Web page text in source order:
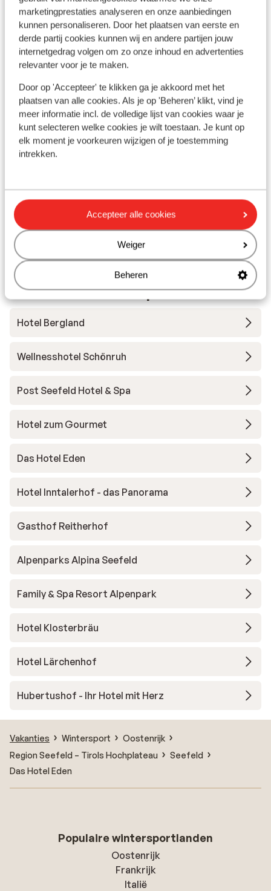
marketingprestaties analyseren en onze aanbiedingen
kunnen personaliseren. Door het plaatsen van eerste en
derde partij cookies kunnen wij en andere partijen jouw
internetgedrag volgen om zo onze inhoud en advertenties
relevanter voor je te maken.
Door op 'Accepteer' te klikken ga je akkoord met het
plaatsen van alle cookies. Als je op 'Beheren’ klikt, vind je
meer informatie incl. de volledige lijst van cookies waar je
kunt selecteren welke cookies je wilt toestaan. Je kunt op
elk moment je voorkeuren wijzigen of je toestemming
intrekken.
Accepteer alle cookies
Weiger
Beheren
Afstanden
Centrum: 200 m
Luchthaven munich: 158 km
Treinstation: 400 m
Afstand tot skilift bergbahnen rosshütte circa 1,3
kilometer
Winkels: 200 m
Rustig gelegen
Skipas
Skimateriaal
Andere accommodaties in Region
Seefeld – Tirols Hochplateau
Hotel Bergland
Wellnesshotel Schönruh
Post Seefeld Hotel & Spa
Hotel zum Gourmet
Das Hotel Eden
Hotel Inntalerhof - das Panorama
Gasthof Reitherhof
Alpenparks Alpina Seefeld
Family & Spa Resort Alpenpark
Hotel Klosterbräu
Hotel Lärchenhof
Hubertushof - Ihr Hotel mit Herz
Vakanties Wintersport
Oostenrijk
Region Seefeld – Tirols Hochplateau
Seefeld
Das Hotel Eden
Populaire wintersportlanden
Oostenrijk
Frankrijk
Italië